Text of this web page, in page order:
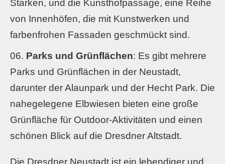
Starken, und die Kunsthofpassage, eine Reihe
von Innenhöfen, die mit Kunstwerken und
farbenfrohen Fassaden geschmückt sind.
Parks und Grünflächen: Es gibt mehrere
Parks und Grünflächen in der Neustadt,
darunter der Alaunpark und der Hecht Park. Die
nahegelegene Elbwiesen bieten eine große
Grünfläche für Outdoor-Aktivitäten und einen
schönen Blick auf die Dresdner Altstadt.
Die Dresdner Neustadt ist ein lebendiger und